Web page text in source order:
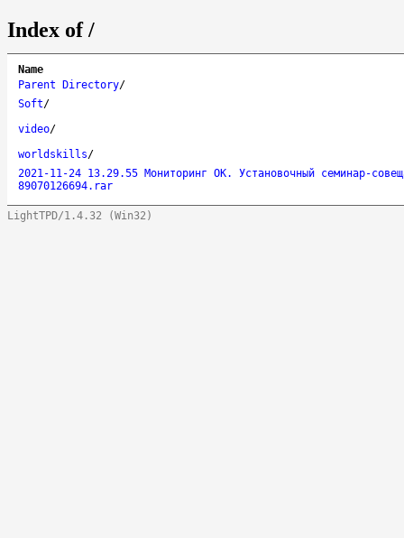
Index of /
Name
Parent Directory/
Soft/
video/
worldskills/
2021-11-24 13.29.55 Мониторинг ОК. Установочный семинар-
89070126694.rar
LightTPD/1.4.32 (Win32)